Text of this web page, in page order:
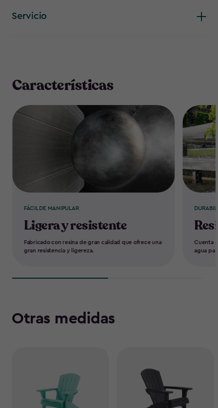
Servicio
Características
FÁCIL DE MANIPULAR
Ligera y resistente
Fabricado con resina de gran calidad que ofrece una
gran resistencia y ligereza.
Cuenta
agua
Otras medidas